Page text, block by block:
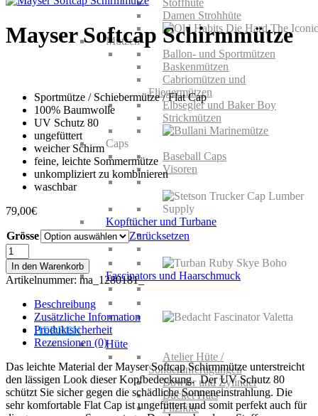
Stoffhüte
Damen Strohhüte
Mützen
Ballon- und Sportmützen
Baskenmützen
Cabriomützen und
Fliegermützen
Elbsegler und Baker Boy
Strickmützen
Caps
Baseball Caps
Visoren
Kopftücher und Turbane
Fascinators und Haarschmuck
HERREN
Hüte
Atelier Hüte /
Sonderanfertigungen
Bowler und Zylinder
Bucket Hats
Filzhüte
Mayser Softcap Schirmmütze
Sportmütze / Schiebermütze / Flat Cap
100% Baumwolle
UV Schutz 80
ungefüttert
weicher Schirm
feine, leichte Sommermütze
unkompliziert zu kombinieren
waschbar
79,00€
Grösse
Zurücksetzen
Mayser
Softcap
Schirmmütze
Menge
In den Warenkorb
Artikelnummer: ma_1280181_
Beschreibung
Zusätzliche Information
Produktsicherheit
Rezensionen (0)
Das leichte Material der Mayser Softcap Schirmmütze unterstreicht
den lässigen Look dieser Kopfbedeckung. Der UV Schutz 80
schützt Sie sicher gegen die schädliche Sonneneinstrahlung. Die
sehr komfortable Flat Cap ist ungefüttert und somit perfekt auch für